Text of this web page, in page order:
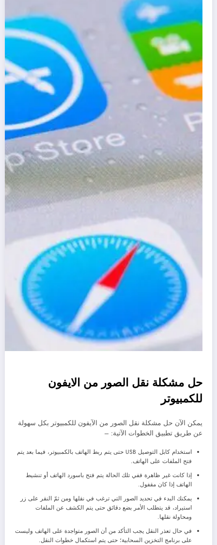
حل مشكلة نقل الصور من الايفون
للكمبيوتر
يمكن الآن حل مشكلة نقل الصور من الآيفون للكمبيوتر بكل سهولة
عن طريق تطبيق الخطوات الآتية: –
استخدام كابل التوصيل USB حتى يتم ربط الهاتف بالكمبيوتر، فيما بعد يتم
فتح الملفات على الهاتف.
إذا كانت غير ظاهرة ففي تلك الحالة يتم فتح باسورد الهاتف أو تنشيط
الهاتف إذا كان مقفول.
يمكنك البدء في تحديد الصور التي ترغب في نقلها ومن ثمّ النقر على زر
استيراد، قد يتطلب الأمر بضع دقائق حتى يتم الكشف عن الملفات
ومحاولة نقلها.
في حال تعذر النقل يجب التأكد من أن الصور متواجدة على الهاتف وليست
على برنامج التخزين السحابية؛ حتى يتم استكمال خطوات النقل.